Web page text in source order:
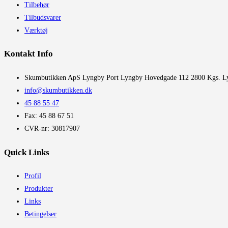
Tilbehør
Tilbudsvarer
Værktøj
Kontakt Info
​Skumbutikken ApS Lyngby Port Lyngby Hovedgade 112 2800 Kgs.
info@skumbutikken.dk
45 88 55 47
Fax: 45 88 67 51
CVR-nr: 30817907
Quick Links
Profil
Produkter
Links
Betingelser